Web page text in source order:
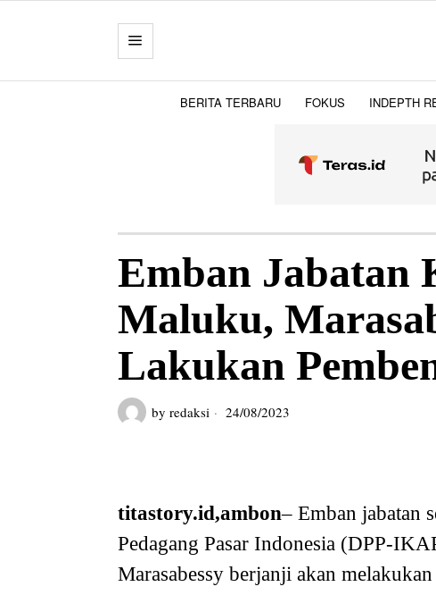
BERITA TERBARU FOKUS INDEPTH
Emban Jabatan
Maluku,
Lakukan
by redaksi 24/08/2023
titastory.id,ambon– Emban jabatan
Pedagang Pasar Indonesia (DPP-
Marasabessy berjanji akan